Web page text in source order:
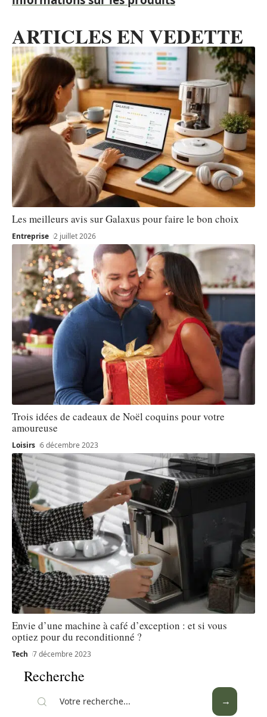
ARTICLES EN VEDETTE
Les meilleurs avis sur Galaxus pour faire le bon choix
Entreprise 2 juillet 2026
Trois idées de cadeaux de Noël coquins pour votre
amoureuse
Loisirs 6 décembre 2023
Envie d’une machine à café d’exception : et si vous
optiez pour du reconditionné ?
Tech 7 décembre 2023
Recherche